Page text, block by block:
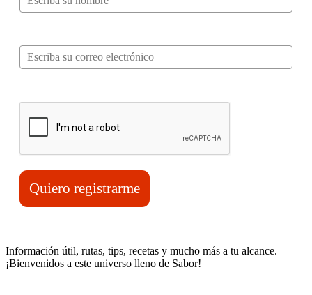
Quiero registrarme
Información útil, rutas, tips, recetas y mucho más a tu alcance.
¡Bienvenidos a este universo lleno de Sabor!